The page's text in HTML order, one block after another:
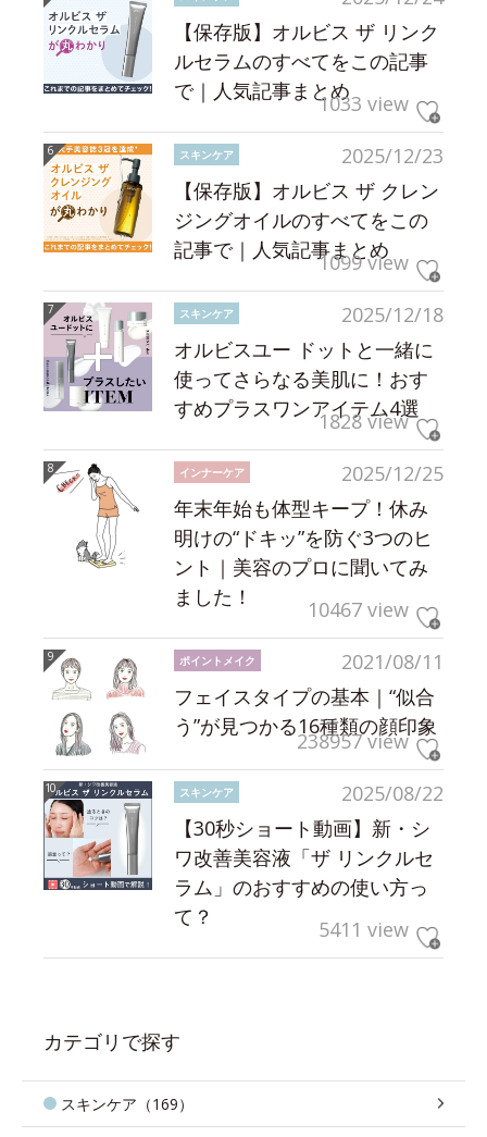
【保存版】オルビス ザ リンク
ルセラムのすべてをこの記事
で｜人気記事まとめ1033 view
2025/12/23
スキンケア
【保存版】オルビス ザ クレン
ジングオイルのすべてをこの
記事で｜人気記事まとめ
1099 view
2025/12/18
スキンケア
オルビスユー ドットと一緒に
使ってさらなる美肌に！おす
すめプラスワンアイテム4選
1828 view
2025/12/25
インナーケア
年末年始も体型キープ！休み
明けの“ドキッ”を防ぐ3つのヒ
ント｜美容のプロに聞いてみ
ました！
10467 view
2021/08/11
ポイントメイク
フェイスタイプの基本｜“似合
う”が見つかる16種類の顔印象
238957 view
2025/08/22
スキンケア
【30秒ショート動画】新・シ
ワ改善美容液「ザ リンクルセ
ラム」のおすすめの使い方っ
て？
5411 view
カテゴリで探す
スキンケア（169）